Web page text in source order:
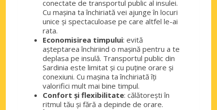
conectate de transportul public al insulei.
Cu mașina ta închiriată vei ajunge în locuri
unice și spectaculoase pe care altfel le-ai
rata.
Economisirea timpului: evită
așteptarea închiriind o mașină pentru a te
deplasa pe insulă. Transportul public din
Sardinia este limitat și cu puține orare și
conexiuni. Cu mașina ta închiriată îți
valorifici mult mai bine timpul.
Confort și flexibilitate: călătorești în
ritmul tău și fără a depinde de orare.